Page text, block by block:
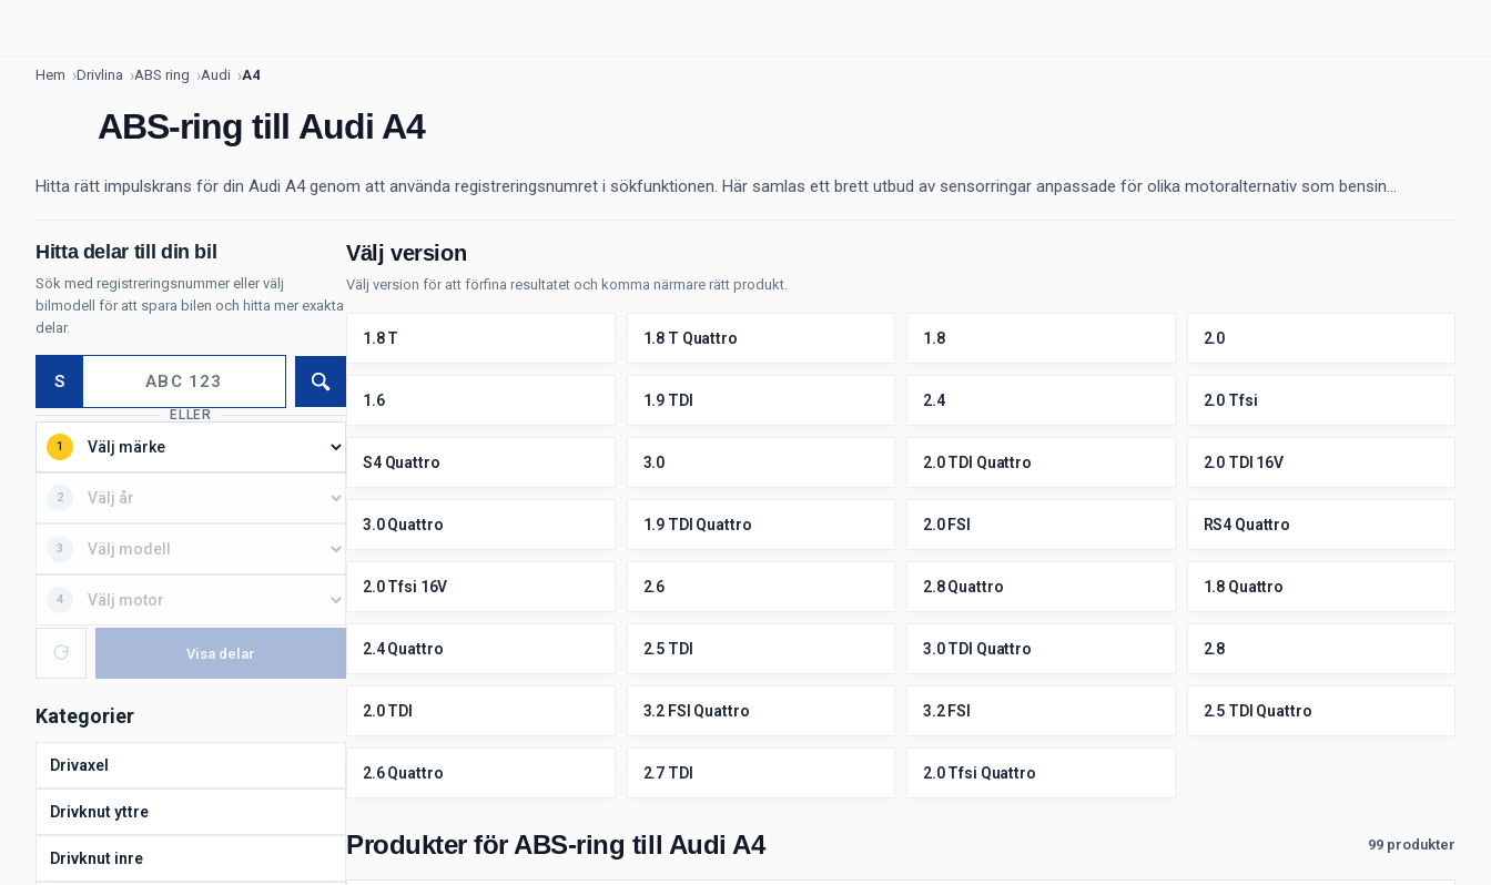
Hem Drivlina ABS ring Audi A4
ABS-ring till Audi A4
Hitta rätt impulskrans för din Audi A4 genom att använda registreringsnumret i sökfunktionen. Här samlas ett brett utbud av sensorringar anpassade för olika motoralternativ som bensin...
Hitta delar till din bil
Sök med registreringsnummer eller välj
bilmodell för att spara bilen och hitta mer exakta
delar.
S Sök
ELLER
1
2
3
4
Visa delar
Kategorier
Drivaxel
Drivknut yttre
Drivknut inre
Välj version
Välj version för att förfina resultatet och komma närmare rätt produkt.
1.8 T 1.8 T Quattro 1.8 2.0
1.6 1.9 TDI 2.4 2.0 Tfsi
S4 Quattro 3.0 2.0 TDI Quattro 2.0 TDI 16V
3.0 Quattro 1.9 TDI Quattro 2.0 FSI RS4 Quattro
2.0 Tfsi 16V 2.6 2.8 Quattro 1.8 Quattro
2.4 Quattro 2.5 TDI 3.0 TDI Quattro 2.8
2.0 TDI 3.2 FSI Quattro 3.2 FSI 2.5 TDI Quattro
2.6 Quattro 2.7 TDI 2.0 Tfsi Quattro
Produkter för ABS-ring till Audi A4 99 produkter